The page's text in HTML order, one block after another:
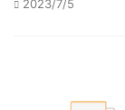
2023/7/5